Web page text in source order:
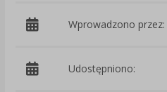
Wprowadzono przez:
Udostępniono: